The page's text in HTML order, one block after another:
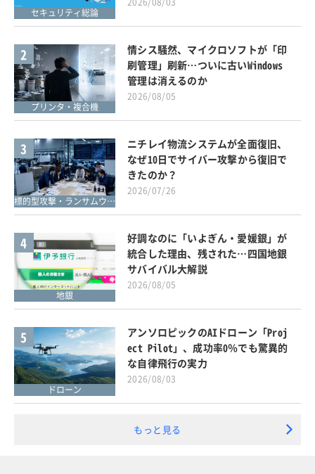
セキュリティ総論
2
プリンタ・複合機
情シス騒然、マイクロソフトが「印
刷管理」刷新…ついに古いWindows
管理は消えるのか
2026/08/05
3
標的型攻撃・ランサムウェア対策
ニチレイ物流システムが全面復旧、
なぜ10日でサイバー攻撃から復旧で
きたのか？
2026/07/26
4
地銀
好調なのに「いよぎん・愛媛銀」が
統合した理由、残された…四国地銀
サバイバル大解説
2026/08/05
5
ドローン
アンソロピックのAIドローン「Proj
ect Pilot」、成功率0％でも驚異的
な自律飛行の実力
2026/08/03
もっと見る